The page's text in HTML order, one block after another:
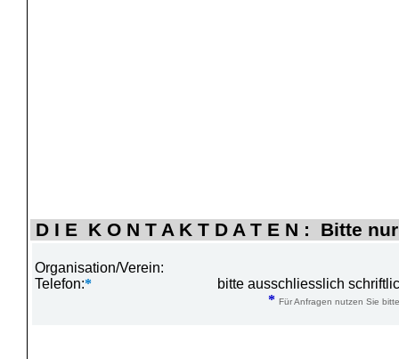
D I E K O N T A K T D A T E N : Bitte
Organisation/Verein:
Telefon:*
bitte ausschliesslich
* Für Anfragen nutzen Sie